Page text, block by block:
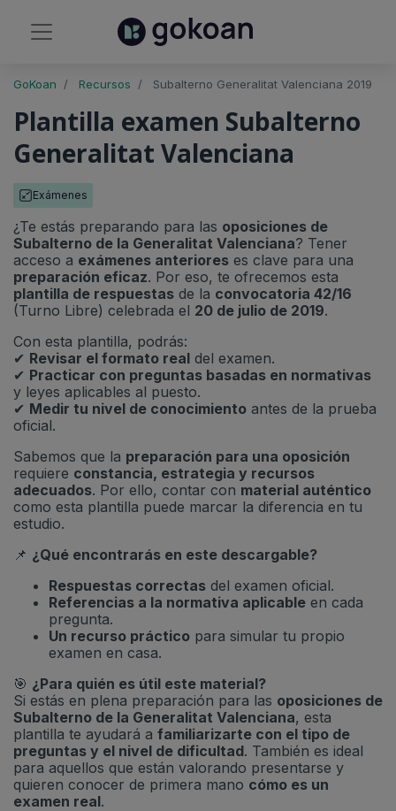
GoKoan Recursos Subalterno Generalitat Valenciana 2019
Plantilla examen Subalterno
Generalitat Valenciana
Exámenes
¿Te estás preparando para las oposiciones de
Subalterno de la Generalitat Valenciana? Tener
acceso a exámenes anteriores es clave para una
preparación eficaz. Por eso, te ofrecemos esta
plantilla de respuestas de la convocatoria 42/16
(Turno Libre) celebrada el 20 de julio de 2019.
Con esta plantilla, podrás:
✔ Revisar el formato real del examen.
✔ Practicar con preguntas basadas en normativas
y leyes aplicables al puesto.
✔ Medir tu nivel de conocimiento antes de la prueba
oficial.
Sabemos que la preparación para una oposición
requiere constancia, estrategia y recursos
adecuados. Por ello, contar con material auténtico
como esta plantilla puede marcar la diferencia en tu
estudio.
📌 ¿Qué encontrarás en este descargable?
Respuestas correctas del examen oficial.
Referencias a la normativa aplicable en cada
pregunta.
Un recurso práctico para simular tu propio
examen en casa.
🎯 ¿Para quién es útil este material?
Si estás en plena preparación para las oposiciones de
Subalterno de la Generalitat Valenciana, esta
plantilla te ayudará a familiarizarte con el tipo de
preguntas y el nivel de dificultad. También es ideal
para aquellos que están valorando presentarse y
quieren conocer de primera mano cómo es un
examen real.